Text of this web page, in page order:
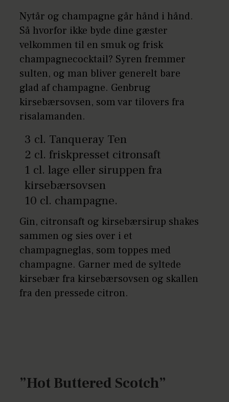
Nytår og champagne går hånd i hånd.
Så hvorfor ikke byde dine gæster
velkommen til en smuk og frisk
champagnecocktail? Syren fremmer
sulten, og man bliver generelt bare
glad af champagne. Genbrug
kirsebærsovsen, som var tilovers fra
risalamanden.
3 cl. Tanqueray Ten
2 cl. friskpresset citronsaft
1 cl. lage eller siruppen fra
kirsebærsovsen
10 cl. champagne.
Gin, citronsaft og kirsebærsirup shakes
sammen og sies over i et
champagneglas, som toppes med
champagne. Garner med de syltede
kirsebær fra kirsebærsovsen og skallen
fra den pressede citron.
”Hot Buttered Scotch”